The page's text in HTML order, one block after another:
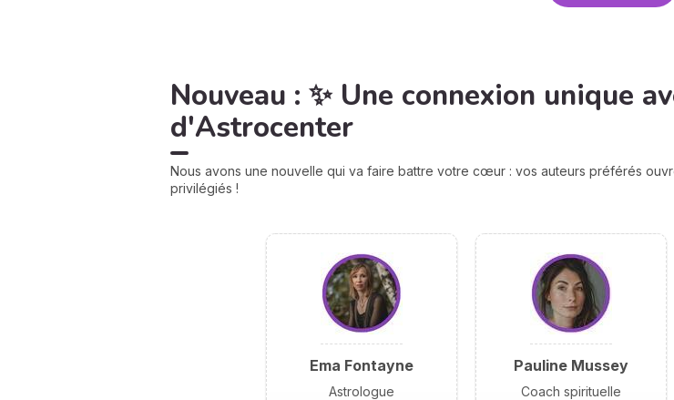
Nouveau : ✨ Une connexion unique
d'Astrocenter
Nous avons une nouvelle qui va faire battre votre cœur : vos auteurs préférés
privilégiés !
Ema Fontayne
Astrologue
Pauline Mussey
Coach spirituelle